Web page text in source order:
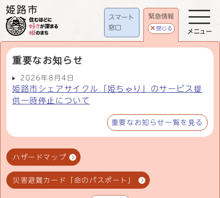
スマート
窓口
緊急情報
閉じる
重要なお知らせ
2026年8月4日
姫路市シェアサイクル「姫ちゃり」のサービス提
供一時停止について
重要なお知らせ一覧を見る
ハザードマップ
災害避難カード「命のパスポート」
メニュー